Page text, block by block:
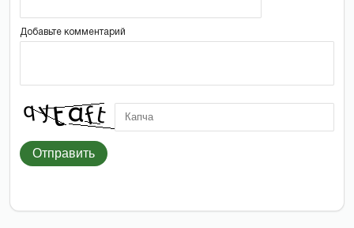
Добавьте комментарий
Отправить